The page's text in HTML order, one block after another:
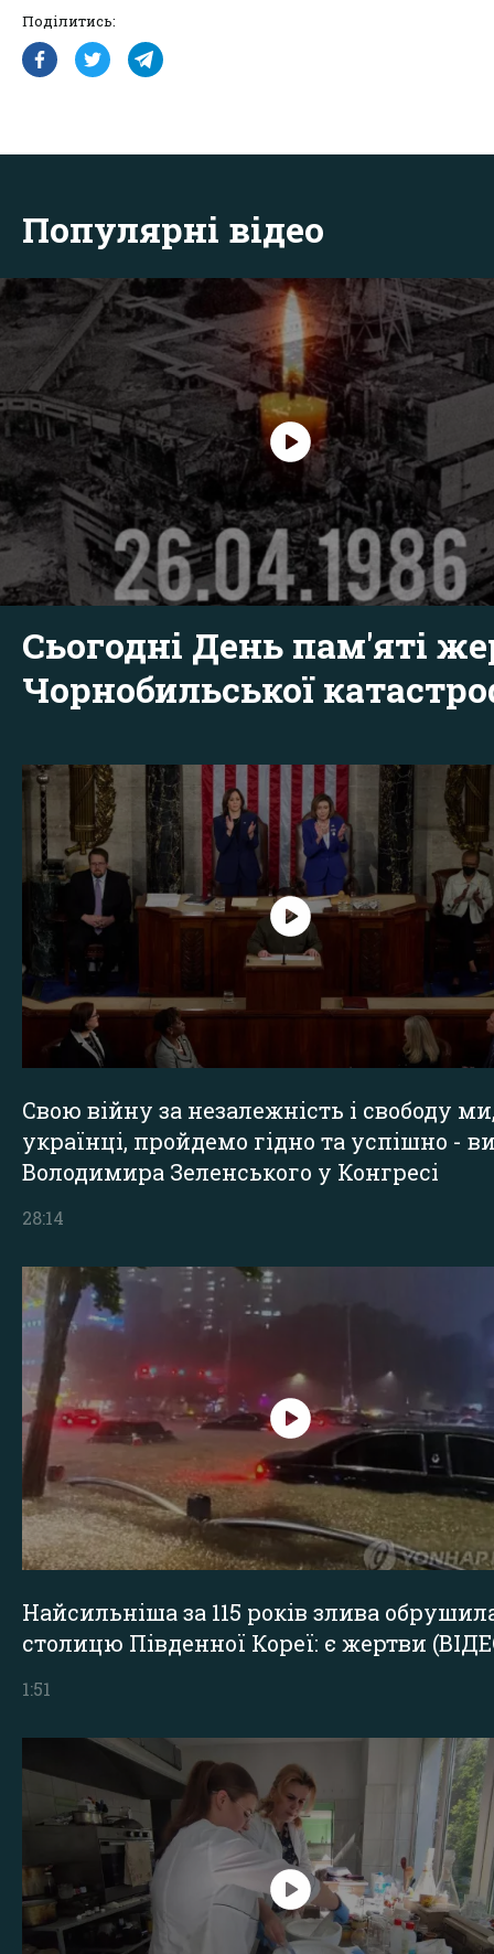
Поділитись:
Популярні відео
Сьогодні День пам'яті
Чорнобильської
Свою війну за незалежність і свободу
українці, пройдемо гідно та успішно -
Володимира Зеленського у Конгресі
28:14
Найсильніша за 115 років злива
столицю Південної Кореї: є жертви
1:51